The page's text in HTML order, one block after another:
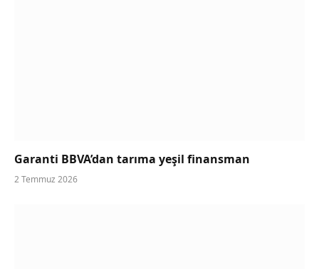
Garanti BBVA’dan tarıma yeşil finansman
2 Temmuz 2026